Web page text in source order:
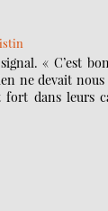
« C’est
ne devait
dans leurs